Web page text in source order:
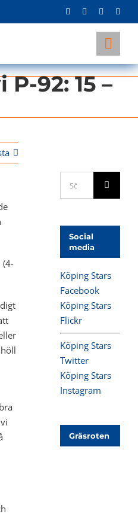
P-92: 15 –
(4-
Social
media
Köping Stars
Facebook
Köping Stars
Flickr
Köping Stars
Twitter
Köping Stars
Instagram
Gräsroten